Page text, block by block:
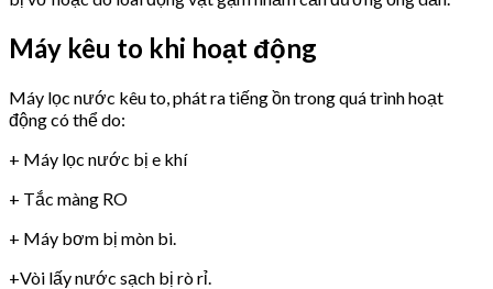
Máy kêu to khi hoạt động
Máy lọc nước kêu to, phát ra tiếng ồn trong quá trình hoạt
động có thể do:
+ Máy lọc nước bị e khí
+ Tắc màng RO
+ Máy bơm bị mòn bi.
+Vòi lấy nước sạch bị rò rỉ.